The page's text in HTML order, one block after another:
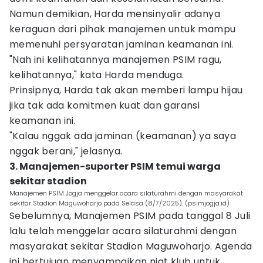
Namun demikian, Harda mensinyalir adanya
keraguan dari pihak manajemen untuk mampu
memenuhi persyaratan jaminan keamanan ini.
"Nah ini kelihatannya manajemen PSIM ragu,
kelihatannya," kata Harda menduga.
Prinsipnya, Harda tak akan memberi lampu hijau
jika tak ada komitmen kuat dan garansi
keamanan ini.
"Kalau nggak ada jaminan (keamanan) ya saya
nggak berani," jelasnya.
3. Manajemen-suporter PSIM temui warga
sekitar stadion
Manajemen PSIM Jogja menggelar acara silaturahmi dengan masyarakat
sekitar Stadion Maguwoharjo pada Selasa (8/7/2025). (psimjogja.id)
Sebelumnya, Manajemen PSIM pada tanggal 8 Juli
lalu telah menggelar acara silaturahmi dengan
masyarakat sekitar Stadion Maguwoharjo. Agenda